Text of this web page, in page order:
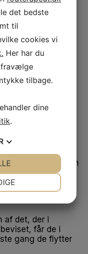
via
maj 2025 via en
appen og på
de fortsat vil
et digitalt
af det, der i
får de i
gang de flytter
det bedste
til
cookies vi
Her har du
tilbage.
dine
.
JA